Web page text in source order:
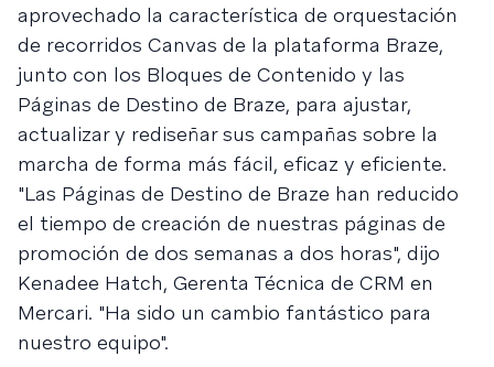
aprovechado la característica de orquestación
de recorridos Canvas de la plataforma Braze,
junto con los Bloques de Contenido y las
Páginas de Destino de Braze, para ajustar,
actualizar y rediseñar sus campañas sobre la
marcha de forma más fácil, eficaz y eficiente.
"Las Páginas de Destino de Braze han reducido
el tiempo de creación de nuestras páginas de
promoción de dos semanas a dos horas", dijo
Kenadee Hatch, Gerenta Técnica de CRM en
Mercari. "Ha sido un cambio fantástico para
nuestro equipo".